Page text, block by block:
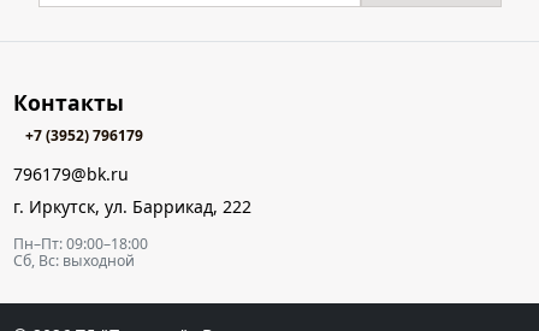
Контакты
+7 (3952) 796179
796179@bk.ru
г. Иркутск, ул. Баррикад, 222
Пн–Пт: 09:00–18:00
Сб, Вс: выходной